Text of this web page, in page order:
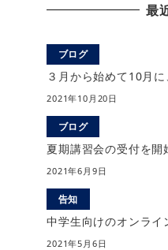
最
ブログ
３月から始めて10月
2021年10月20日
ブログ
夏期講習会の受付を開
2021年6月9日
告知
中学生向けのオンライ
2021年5月6日